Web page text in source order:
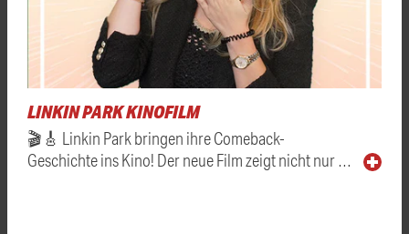
LINKIN PARK KINOFILM
🎬🎸 Linkin Park bringen ihre Comeback-
Geschichte ins Kino! Der neue Film zeigt nicht nur …